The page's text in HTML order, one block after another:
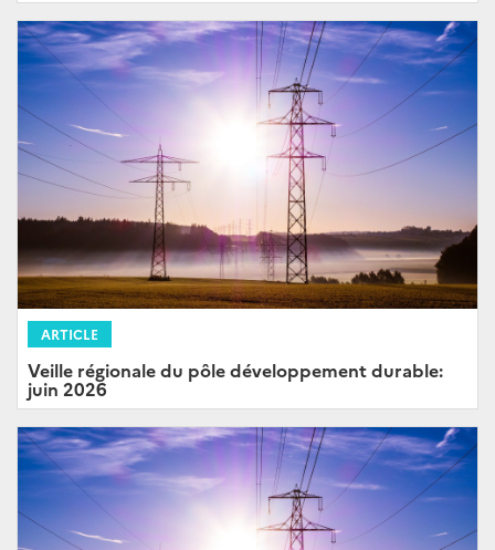
ARTICLE
Veille régionale du pôle développement durable:
juin 2026